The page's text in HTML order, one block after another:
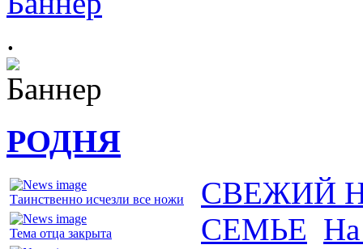
.
РОДНЯ
Таинственно исчезли все ножи
Тема отца закрыта
СВЕЖИЙ
СЕМЬЕ На